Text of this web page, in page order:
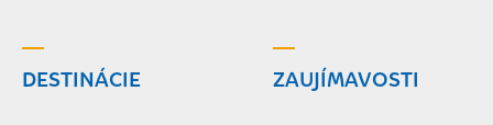
DESTINÁCIE ZAUJÍMAVOSTI